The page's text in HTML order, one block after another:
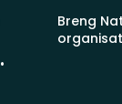
Breng